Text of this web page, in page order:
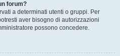
forum?
a determinati utenti o gruppi. Per
aver bisogno di autorizzazioni
possono concedere.